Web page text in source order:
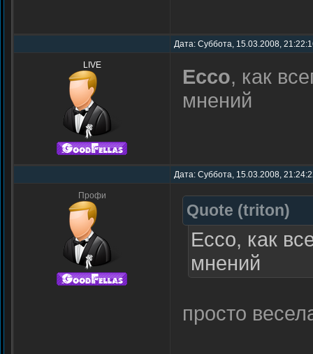
Дата: Суббота, 15.03.2008,
LIVE Ecco, как
мнений
Дата: Суббота, 15.03.2008,
Профи
Quote (triton)
Ecco, как
мнений
просто